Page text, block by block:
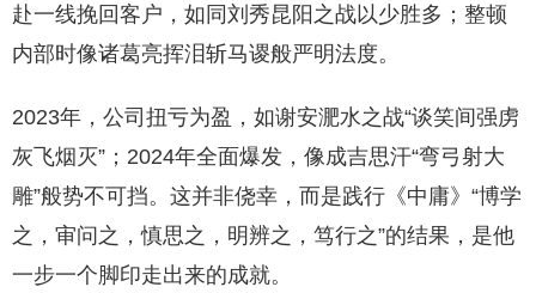
赴一线挽回客户，如同刘秀昆阳之战以少胜多；整顿
内部时像诸葛亮挥泪斩马谡般严明法度。
2023年，公司扭亏为盈，如谢安淝水之战“谈笑间强虏
灰飞烟灭”；2024年全面爆发，像成吉思汗“弯弓射大
雕”般势不可挡。这并非侥幸，而是践行《中庸》“博学
之，审问之，慎思之，明辨之，笃行之”的结果，是他
一步一个脚印走出来的成就。